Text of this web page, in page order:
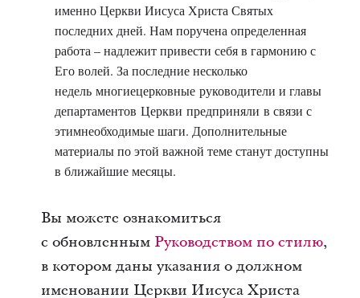
именно Церкви Иисуса Христа Святых
последних дней. Нам поручена определенная
работа – надлежит привести себя в гармонию с
Его волей. За последние несколько
недель многиецерковные руководители и главы
департаментов Церкви предприняли в связи с
этимнеобходимые шаги. Дополнительные
материалы по этой важной теме станут доступны
в ближайшие месяцы.
Вы можете ознакомиться
с обновленным Руководством по стилю,
в котором даны указания о должном
именовании Церкви Иисуса Христа